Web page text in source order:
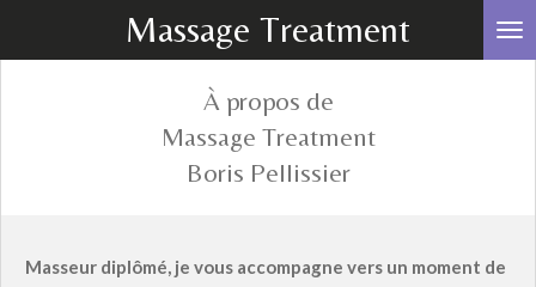
au
Massage Treatment
À propos de
Massage Treatment
Boris Pellissier
Masseur diplômé, je vous accompagne vers un moment de